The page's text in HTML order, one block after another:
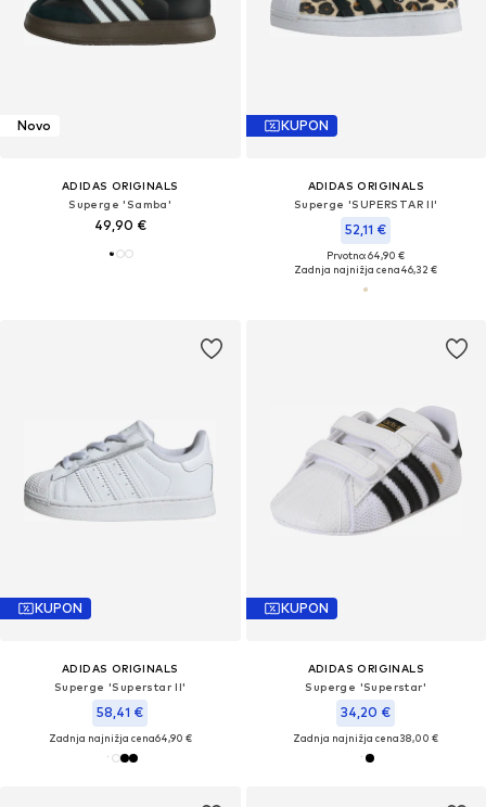
Novo
ADIDAS ORIGINALS
Superge 'Samba'
49,90 €
KUPON
ADIDAS ORIGINALS
Superge 'SUPERSTAR II'
52,11 €
Prvotno: 64,90 €
Zadnja najnižja cena46,32 €
KUPON
ADIDAS ORIGINALS
Superge 'Superstar II'
58,41 €
Zadnja najnižja cena64,90 €
KUPON
ADIDAS ORIGINALS
Superge 'Superstar'
34,20 €
Zadnja najnižja cena38,00 €